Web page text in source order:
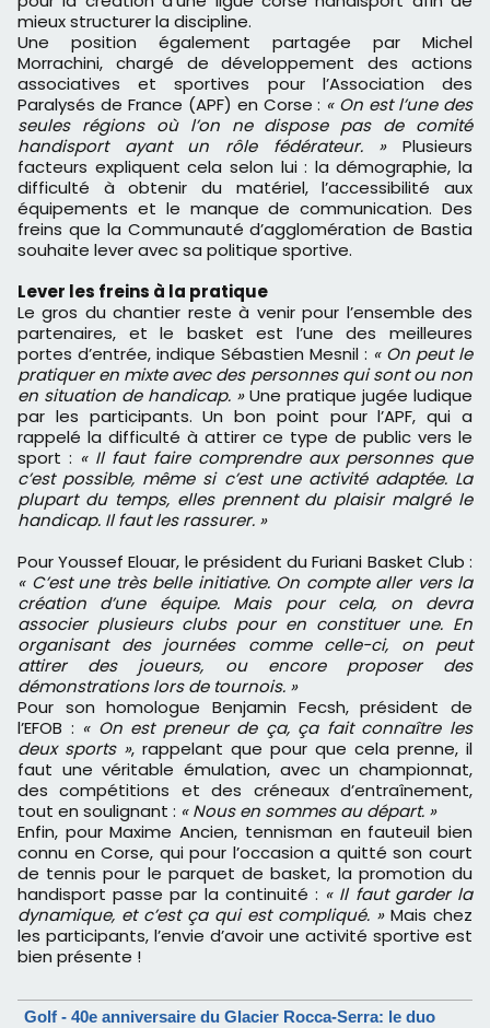
mieux structurer la discipline.
Une position également partagée par Michel
Morrachini, chargé de développement des actions
associatives et sportives pour l’Association des
Paralysés de France (APF) en Corse : « On est l’une des
seules régions où l’on ne dispose pas de comité
handisport ayant un rôle fédérateur. »Plusieurs
facteurs expliquent cela selon lui : la démographie, la
difficulté à obtenir du matériel, l’accessibilité aux
équipements et le manque de communication. Des
freins que la Communauté d’agglomération de Bastia
souhaite lever avec sa politique sportive.
Lever les freins à la pratique
Le gros du chantier reste à venir pour l’ensemble des
partenaires, et le basket est l’une des meilleures
portes d’entrée, indique Sébastien Mesnil : « On peut le
pratiquer en mixte avec des personnes qui sont ou non
en situation de handicap. »Une pratique jugée ludique
par les participants. Un bon point pour l’APF, qui a
rappelé la difficulté à attirer ce type de public vers le
sport : « Il faut faire comprendre aux personnes que
c’est possible, même si c’est une activité adaptée. La
plupart du temps, elles prennent du plaisir malgré le
handicap. Il faut les rassurer. »
Pour Youssef Elouar, le président du Furiani Basket Club :
« C’est une très belle initiative. On compte aller vers la
création d’une équipe. Mais pour cela, on devra
associer plusieurs clubs pour en constituer une. En
organisant des journées comme celle-ci, on peut
attirer des joueurs, ou encore proposer des
démonstrations lors de tournois. »
Pour son homologue Benjamin Fecsh, président de
l’EFOB : « On est preneur de ça, ça fait connaître les
deux sports », rappelant que pour que cela prenne, il
faut une véritable émulation, avec un championnat,
des compétitions et des créneaux d’entraînement,
tout en soulignant : « Nous en sommes au départ. »
Enfin, pour Maxime Ancien, tennisman en fauteuil bien
connu en Corse, qui pour l’occasion a quitté son court
de tennis pour le parquet de basket, la promotion du
handisport passe par la continuité : « Il faut garder la
dynamique, et c’est ça qui est compliqué. »Mais chez
les participants, l’envie d’avoir une activité sportive est
bien présente !
Golf - 40e anniversaire du Glacier Rocca-Serra: le duo